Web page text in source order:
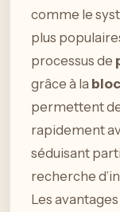
comme le
plus
processus de
grâce à la
permettent
rapidement
séduisant
recherche
Les